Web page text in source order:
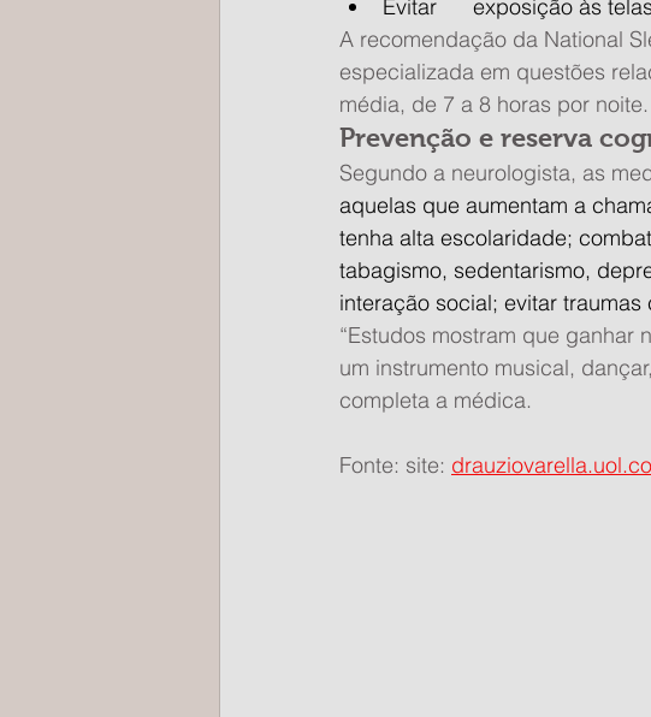
Evitar      exposição às
A recomendação da National
especializada em questões
média, de 7 a 8 horas por noite.
Prevenção e reserva
Segundo a neurologista, as
aquelas que aumentam a
tenha alta escolaridade;
tabagismo, sedentarismo,
interação social; evitar
“Estudos mostram que ganhar
um instrumento musical,
completa a médica.
Fonte: site: